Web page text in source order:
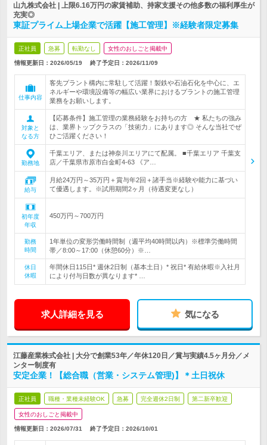
山九株式会社 | 上限6.16万円の家賃補助、持家支援その他多数の福利厚生が
充実◎
東証プライム上場企業で活躍【施工管理】※経験者限定募集
正社員 急募 転勤なし 女性のおしごと掲載中
情報更新日：2026/05/19 終了予定日： 2026/11/09
仕事内容
客先プラント構内に常駐して活躍！製鉄や石油石化を中心に、エ
ネルギーや環境設備等の幅広い業界におけるプラントの施工管理
業務をお願いします。
対象と
なる方
【応募条件】施工管理の業務経験をお持ちの方 ★ 私たちの強み
は、業界トップクラスの「技術力」にあります◎ そんな当社でぜ
ひご活躍ください！
勤務地
千葉エリア、または神奈川エリアにて配属。 ■千葉エリア 千葉支
店／千葉県市原市白金町4-63 《ア…
給与
月給24万円～35万円＋賞与年2回＋諸手当※経験や能力に基づい
て優遇します。※試用期間2ヶ月（待遇変更なし）
初年度
年収
450万円～700万円
勤務
時間
1年単位の変形労働時間制（週平均40時間以内）※標準労働時間
帯／8:00～17:00（休憩60分）※…
休日
休暇
年間休日115日* 週休2日制（基本土日）* 祝日* 有給休暇※入社月
により付与日数が異なります* …
求人詳細を見る 気になる
江藤産業株式会社 | 大分で創業53年／年休120日／賞与実績4.5ヶ月分／メ
ンター制度有
安定企業！【総合職（営業・システム管理)】＊土日祝休
正社員 職種・業種未経験OK 急募 完全週休2日制 第二新卒歓迎
女性のおしごと掲載中
情報更新日：2026/07/31 終了予定日： 2026/10/01